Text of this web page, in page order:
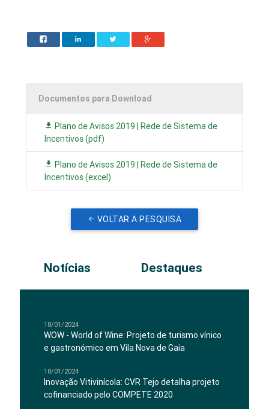
Documentos para Download
Plano de Avisos 2019 | Rede de Sistema de
Incentivos (pdf)
Plano de Avisos 2019 | Rede de Sistema de
Incentivos (excel)
VOLTAR A PESQUISA
Notícias Destaques
18/01/2024
WOW - World of Wine: Projeto de turismo vínico
e gastronómico em Vila Nova de Gaia
18/01/2024
Inovação Vitivinícola: CVR Tejo detalha projeto
cofinanciado pelo COMPETE 2020